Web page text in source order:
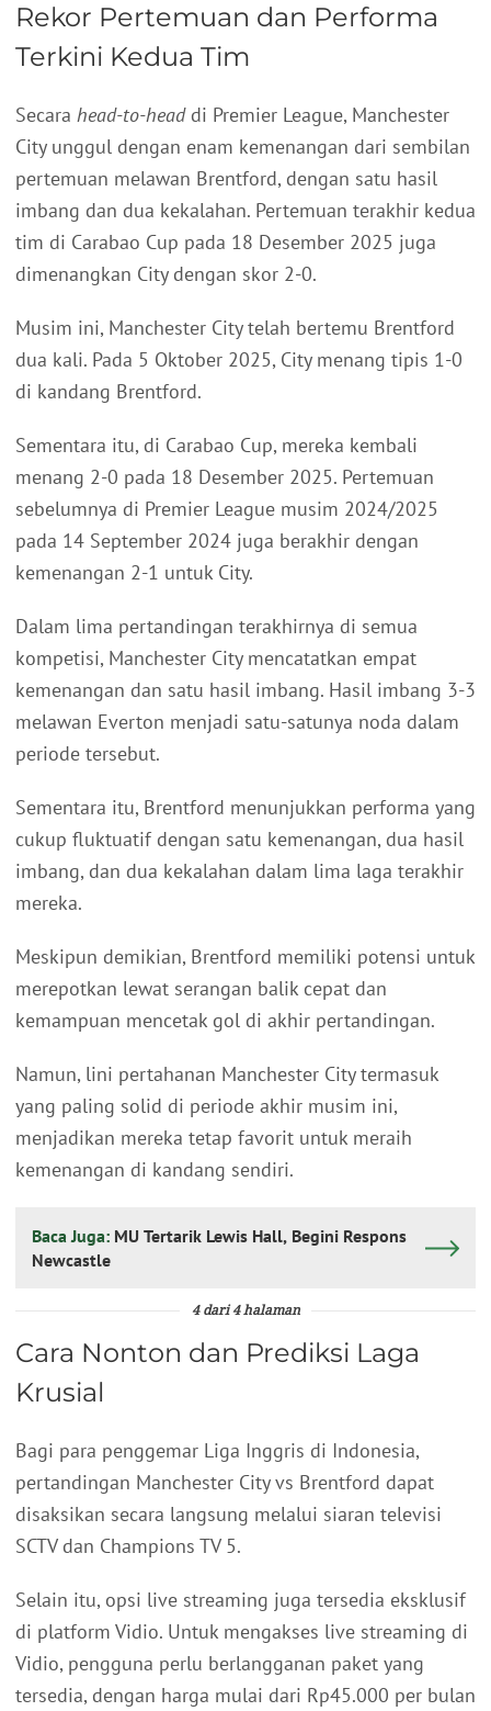
Rekor Pertemuan dan Performa
Terkini Kedua Tim
Secara head-to-headdi Premier League, Manchester
City unggul dengan enam kemenangan dari sembilan
pertemuan melawan Brentford, dengan satu hasil
imbang dan dua kekalahan. Pertemuan terakhir kedua
tim di Carabao Cup pada 18 Desember 2025 juga
dimenangkan City dengan skor 2-0.
Musim ini, Manchester City telah bertemu Brentford
dua kali. Pada 5 Oktober 2025, City menang tipis 1-0
di kandang Brentford.
Sementara itu, di Carabao Cup, mereka kembali
menang 2-0 pada 18 Desember 2025. Pertemuan
sebelumnya di Premier League musim 2024/2025
pada 14 September 2024 juga berakhir dengan
kemenangan 2-1 untuk City.
Dalam lima pertandingan terakhirnya di semua
kompetisi, Manchester City mencatatkan empat
kemenangan dan satu hasil imbang. Hasil imbang 3-3
melawan Everton menjadi satu-satunya noda dalam
periode tersebut.
Sementara itu, Brentford menunjukkan performa yang
cukup fluktuatif dengan satu kemenangan, dua hasil
imbang, dan dua kekalahan dalam lima laga terakhir
mereka.
Meskipun demikian, Brentford memiliki potensi untuk
merepotkan lewat serangan balik cepat dan
kemampuan mencetak gol di akhir pertandingan.
Namun, lini pertahanan Manchester City termasuk
yang paling solid di periode akhir musim ini,
menjadikan mereka tetap favorit untuk meraih
kemenangan di kandang sendiri.
Baca Juga: MU Tertarik Lewis Hall, Begini Respons
Newcastle
4 dari 4 halaman
Cara Nonton dan Prediksi Laga
Krusial
Bagi para penggemar Liga Inggris di Indonesia,
pertandingan Manchester City vs Brentford dapat
disaksikan secara langsung melalui siaran televisi
SCTV dan Champions TV 5.
Selain itu, opsi live streaming juga tersedia eksklusif
di platform Vidio. Untuk mengakses live streaming di
Vidio, pengguna perlu berlangganan paket yang
tersedia, dengan harga mulai dari Rp45.000 per bulan